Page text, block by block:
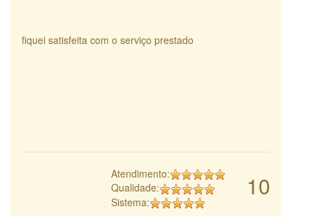
fiquei satisfeita com o serviço prestado
10
Atendimento:
Qualidade:
Sistema: